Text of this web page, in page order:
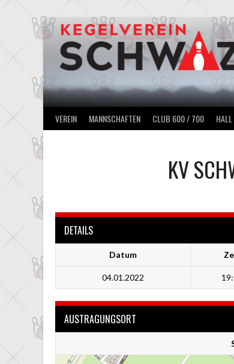
VEREIN MANNSCHAFTEN CLUB 600 / 700
KV
DETAILS
Datum
04.01.2022
AUSTRAGUNGSORT